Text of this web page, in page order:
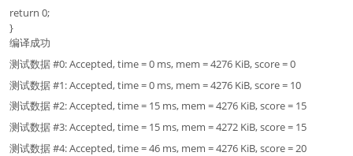
return 0;
}
编译成功
测试数据 #0: Accepted, time = 0 ms, mem = 4276 KiB, score = 0
测试数据 #1: Accepted, time = 0 ms, mem = 4276 KiB, score = 10
测试数据 #2: Accepted, time = 15 ms, mem = 4276 KiB, score = 15
测试数据 #3: Accepted, time = 15 ms, mem = 4272 KiB, score = 15
测试数据 #4: Accepted, time = 46 ms, mem = 4276 KiB, score = 20